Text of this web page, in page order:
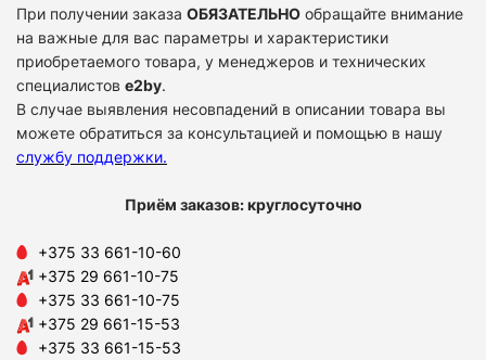
При получении заказа ОБЯЗАТЕЛЬНО обращайте внимание
на важные для вас параметры и характеристики
приобретаемого товара, у менеджеров и технических
специалистов e2by.
В случае выявления несовпадений в описании товара вы
можете обратиться за консультацией и помощью в нашу
службу поддержки.
Приём заказов: круглосуточно
+375 33 661-10-60
+375 29 661-10-75
+375 33 661-10-75
+375 29 661-15-53
+375 33 661-15-53